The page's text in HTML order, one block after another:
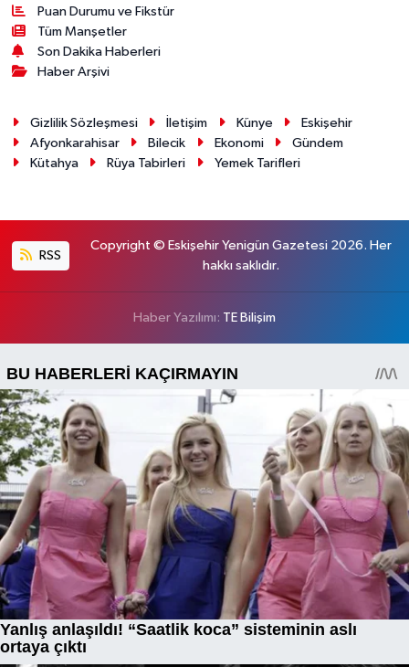
Puan Durumu ve Fikstür
Tüm Manşetler
Son Dakika Haberleri
Haber Arşivi
Gizlilik Sözleşmesi İletişim Künye
Eskişehir
Afyonkarahisar
Bilecik Ekonomi
Gündem
Kütahya
Rüya Tabirleri Yemek Tarifleri
RSS
Copyright © Eskişehir Yenigün Gazetesi 2026. Her
hakkı saklıdır.
Haber Yazılımı: TE Bilişim